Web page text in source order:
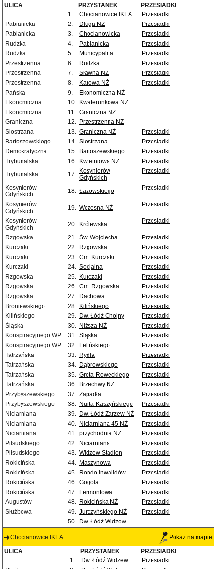
ULICA PRZYSTANEK
PRZESIADKI
1.
Chocianowice IKEA
Przesiadki
Pabianicka
2. Długa NŻ
Przesiadki
Pabianicka
3. Chocianowicka
Przesiadki
Rudzka
4. Pabianicka
Przesiadki
Rudzka
5. Municypalna
Przesiadki
Przestrzenna
6. Rudzka
Przesiadki
Przestrzenna
7. Sławna NŻ
Przesiadki
Przestrzenna
8. Karowa NŻ
Przesiadki
Pańska
9.
Ekonomiczna NŻ
Ekonomiczna
10. Kwaterunkowa NŻ
Ekonomiczna
11. Graniczna NŻ
Graniczna
12. Przestrzenna NŻ
Siostrzana
13. Graniczna NŻ
Przesiadki
Bartoszewskiego
14. Siostrzana
Przesiadki
Demokratyczna
15. Bartoszewskiego
Przesiadki
Trybunalska
16. Kwietniowa NŻ
Przesiadki
Trybunalska
17. Kosynierów
Gdyńskich
Przesiadki
Kosynierów
Gdyńskich
18. Łazowskiego Przesiadki
Kosynierów
Gdyńskich
19. Wczesna NŻ Przesiadki
Kosynierów
Gdyńskich
20. Królewska Przesiadki
Rzgowska 21. Św. Wojciecha
Przesiadki
Kurczaki
22. Rzgowska
Przesiadki
Kurczaki
23. Cm. Kurczaki
Przesiadki
Kurczaki
24. Socjalna
Przesiadki
Rzgowska
25. Kurczaki
Przesiadki
Rzgowska
26. Cm. Rzgowska
Przesiadki
Rzgowska
27. Dachowa
Przesiadki
Broniewskiego
28. Kilińskiego
Przesiadki
Kilińskiego
29. Dw. Łódź Chojny
Przesiadki
Śląska
30. Niższa NŻ
Przesiadki
Konspiracyjnego WP
31. Śląska
Przesiadki
Konspiracyjnego WP
32. Felińskiego
Przesiadki
Tatrzańska
33. Rydla
Przesiadki
Tatrzańska
34. Dąbrowskiego
Przesiadki
Tatrzańska
35. Grota-Roweckiego
Przesiadki
Tatrzańska
36. Brzechwy NŻ
Przesiadki
Przybyszewskiego
37. Zapadła
Przesiadki
Przybyszewskiego
38. Nurta-Kaszyńskiego
Przesiadki
Niciarniana
39. Dw. Łódź Zarzew NŻ
Przesiadki
Niciarniana
40. Niciarniana 45 NŻ
Przesiadki
Niciarniana
41. przychodnia NŻ
Przesiadki
Piłsudskiego
42. Niciarniana
Przesiadki
Piłsudskiego
43. Widzew Stadion
Przesiadki
Rokicińska
44. Maszynowa
Przesiadki
Rokicińska
45. Rondo Inwalidów
Przesiadki
Rokicińska
46. Gogola
Przesiadki
Rokicińska
47. Lermontowa
Przesiadki
Augustów
48. Rokicińska NŻ
Przesiadki
Służbowa
49. Jurczyńskiego NŻ
Przesiadki
50. Dw. Łódź Widzew
Chocianowice IKEA Pokaż na mapie
ULICA PRZYSTANEK
PRZESIADKI
1.
Dw. Łódź Widzew
Przesiadki